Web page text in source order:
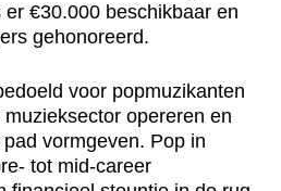
€30.000 beschikbaar en
gehonoreerd.
voor popmuzikanten
opereren en
vormgeven. Pop in
tot mid-career